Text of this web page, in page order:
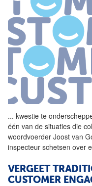
... kwestie te
één van de situaties die
woordvoerder Joost van
inspecteur schetsen over
VERGEET
CUSTOMER